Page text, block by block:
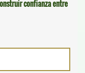
confianza entre